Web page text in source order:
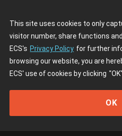
This site uses cookies to only
visitor number, share functions
ECS's Privacy Policy for further
browsing our website, you are
ECS' use of cookies by clicking "OK"
OK